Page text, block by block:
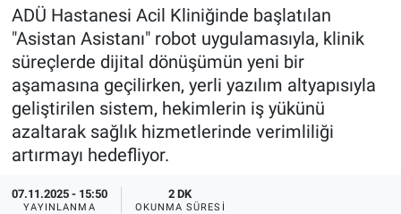
ADÜ Hastanesi Acil Kliniğinde başlatılan
"Asistan Asistanı" robot uygulamasıyla, klinik
süreçlerde dijital dönüşümün yeni bir
aşamasına geçilirken, yerli yazılım altyapısıyla
geliştirilen sistem, hekimlerin iş yükünü
azaltarak sağlık hizmetlerinde verimliliği
artırmayı hedefliyor.
07.11.2025 - 15:50
YAYINLANMA
2 DK
OKUNMA SÜRESI